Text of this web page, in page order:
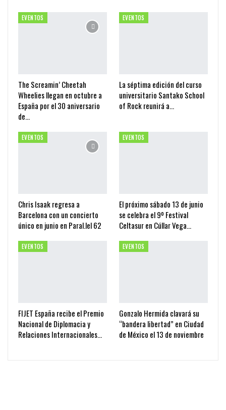
EVENTOS
The Screamin’ Cheetah
Wheelies llegan en octubre a
España por el 30 aniversario
de…
EVENTOS
La séptima edición del curso
universitario Santako School
of Rock reunirá a…
EVENTOS
Chris Isaak regresa a
Barcelona con un concierto
único en junio en Paral.lel 62
EVENTOS
El próximo sábado 13 de junio
se celebra el 9º Festival
Celtasur en Cúllar Vega…
EVENTOS
FIJET España recibe el Premio
Nacional de Diplomacia y
Relaciones Internacionales…
EVENTOS
Gonzalo Hermida clavará su
“bandera libertad” en Ciudad
de México el 13 de noviembre